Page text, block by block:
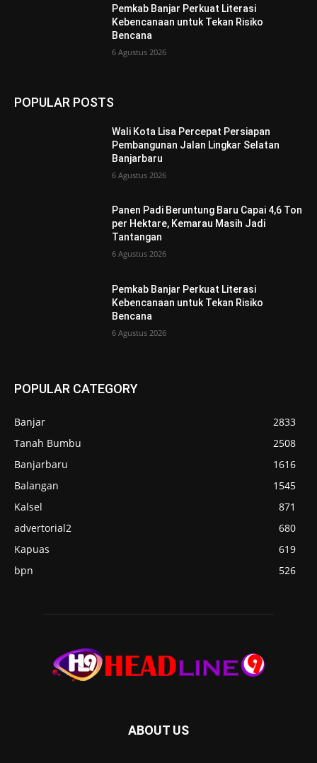
Pemkab Banjar Perkuat Literasi
Kebencanaan untuk Tekan Risiko
Bencana
6 Agustus 2026
POPULAR POSTS
Wali Kota Lisa Percepat Persiapan
Pembangunan Jalan Lingkar Selatan
Banjarbaru
6 Agustus 2026
Panen Padi Beruntung Baru Capai 4,6 Ton
per Hektare, Kemarau Masih Jadi
Tantangan
6 Agustus 2026
Pemkab Banjar Perkuat Literasi
Kebencanaan untuk Tekan Risiko
Bencana
6 Agustus 2026
POPULAR CATEGORY
Banjar
2833
Tanah Bumbu
2508
Banjarbaru
1616
Balangan
1545
Kalsel
871
advertorial2
680
Kapuas
619
bpn
526
ABOUT US